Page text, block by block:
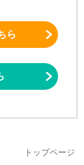
ら
トップページ